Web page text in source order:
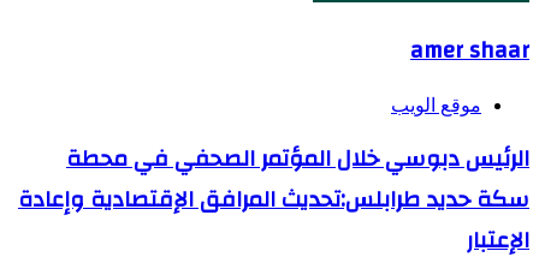
amer shaar
موقع الويب
الرئيس دبوسي خلال المؤتمر الصحفي في محطة
سكة حديد طرابلس:تحديث المرافق الإقتصادية وإعادة
الإعتبار